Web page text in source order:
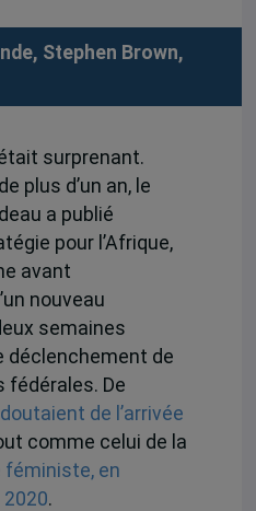
Stephen Brown,
surprenant.
plus d’un an, le
a publié
pour l’Afrique,
avant
nouveau
semaines
déclenchement de
fédérales. De
de l’arrivée
comme celui de la
féministe, en
.